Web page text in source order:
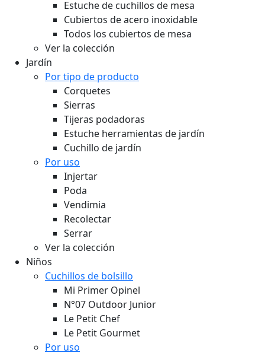
Estuche de cuchillos de mesa
Cubiertos de acero inoxidable
Todos los cubiertos de mesa
Ver la colección
Jardín
Por tipo de producto
Corquetes
Sierras
Tijeras podadoras
Estuche herramientas de jardín
Cuchillo de jardín
Por uso
Injertar
Poda
Vendimia
Recolectar
Serrar
Ver la colección
Niños
Cuchillos de bolsillo
Mi Primer Opinel
N°07 Outdoor Junior
Le Petit Chef
Le Petit Gourmet
Por uso